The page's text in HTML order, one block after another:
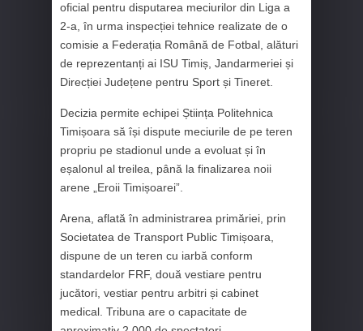
oficial pentru disputarea meciurilor din Liga a
2-a, în urma inspecției tehnice realizate de o
comisie a Federația Română de Fotbal, alături
de reprezentanți ai ISU Timiș, Jandarmeriei și
Direcției Județene pentru Sport și Tineret.
Decizia permite echipei Știința Politehnica
Timișoara să își dispute meciurile de pe teren
propriu pe stadionul unde a evoluat și în
eșalonul al treilea, până la finalizarea noii
arene „Eroii Timișoarei”.
Arena, aflată în administrarea primăriei, prin
Societatea de Transport Public Timișoara,
dispune de un teren cu iarbă conform
standardelor FRF, două vestiare pentru
jucători, vestiar pentru arbitri și cabinet
medical. Tribuna are o capacitate de